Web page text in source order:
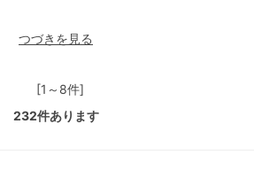
つづきを見る
[1～8件]
232件あります